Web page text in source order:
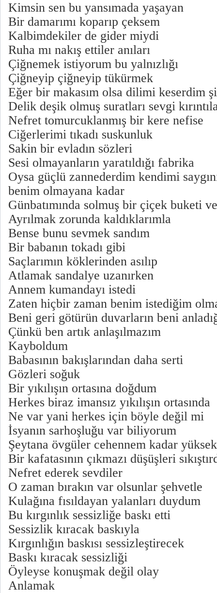
Kimsin sen bu yansımada yaşayan
Bir damarımı koparıp çeksem
Kalbimdekiler de gider miydi
Ruha mı nakış ettiler anıları
Çiğnemek istiyorum bu yalnızlığı
Çiğneyip çiğneyip tükürmek
Eğer bir makasım olsa dilimi keserdim
Delik deşik olmuş suratları sevgi
Nefret tomurcuklanmış bir kere nefise
Ciğerlerimi tıkadı suskunluk
Sakin bir evladın sözleri
Sesi olmayanların yaratıldığı fabrika
Oysa güçlü zannederdim kendimi
benim olmayana kadar
Günbatımında solmuş bir çiçek buketi
Ayrılmak zorunda kaldıklarımla
Bense bunu sevmek sandım
Bir babanın tokadı gibi
Saçlarımın köklerinden asılıp
Atlamak sandalye uzanırken
Annem kumandayı istedi
Zaten hiçbir zaman benim istediğim
Beni geri götürün duvarların beni
Çünkü ben artık anlaşılmazım
Kayboldum
Babasının bakışlarından daha serti
Gözleri soğuk
Bir yıkılışın ortasına doğdum
Herkes biraz imansız yıkılışın ortasında
Ne var yani herkes için böyle değil mi
İsyanın sarhoşluğu var biliyorum
Şeytana övgüler cehennem kadar
Bir kafatasının çıkmazı düşüşleri
Nefret ederek sevdiler
O zaman bırakın var olsunlar şehvetle
Kulağına fısıldayan yalanları duydum
Bu kırgınlık sessizliğe baskı etti
Sessizlik kıracak baskıyla
Kırgınlığın baskısı sessizleştirecek
Baskı kıracak sessizliği
Öyleyse konuşmak değil olay
Anlamak